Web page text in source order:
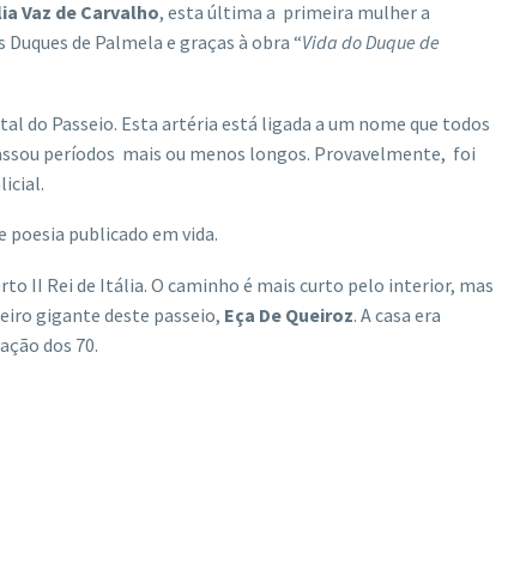
Vaz de Carvalho, esta última a primeira mulher a
de Palmela e graças à obra “Vida do Duque de
do Passeio. Esta artéria está ligada a um nome que todos
períodos mais ou menos longos. Provavelmente, foi
poesia publicado em vida.
II Rei de Itália. O caminho é mais curto pelo interior, mas
gigante deste passeio, Eça De Queiroz. A casa era
dos 70.